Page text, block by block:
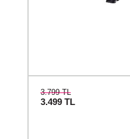
3.799 TL
3.499 TL